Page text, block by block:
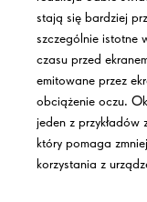
stają się bardziej
szczególnie istotne
czasu przed
emitowane przez
obciążenie oczu.
jeden z przykładów
który pomaga
korzystania z